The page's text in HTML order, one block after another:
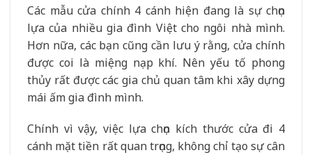
Các mẫu cửa chính 4 cánh hiện đang là sự chọn
lựa của nhiều gia đình Việt cho ngôi nhà mình.
Hơn nữa, các bạn cũng cần lưu ý rằng, cửa chính
được coi là miệng nạp khí. Nên yếu tố phong
thủy rất được các gia chủ quan tâm khi xây dựng
mái ấm gia đình mình.
Chính vì vậy, việc lựa chọn kích thước cửa đi 4
cánh mặt tiền rất quan trọng, không chỉ tạo sự cân